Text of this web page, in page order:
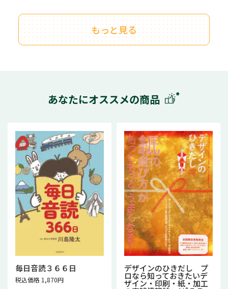
もっと見る
あなたにオススメの商品
毎日音読３６６日
税込価格 1,870円
デザインのひきだし プ
ロなら知っておきたいデ
ザイン・印刷・紙・加工